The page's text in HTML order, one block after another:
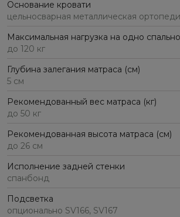
Основание кровати
цельносварная металлическая
Максимальная нагрузка на одно
до 120 кг
Глубина залегания матраса (см)
5 см
Рекомендованный вес матраса (кг)
до 50 кг
Рекомендованная высота матраса (см)
до 26 см
Исполнение задней стенки
спанбонд
Подсветка
опционально SV166, SV167